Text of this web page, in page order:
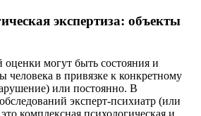
экспертиза: объекты
могут быть состояния и
человека в привязке к конкретному
или постоянно. В
эксперт-психиатр (или